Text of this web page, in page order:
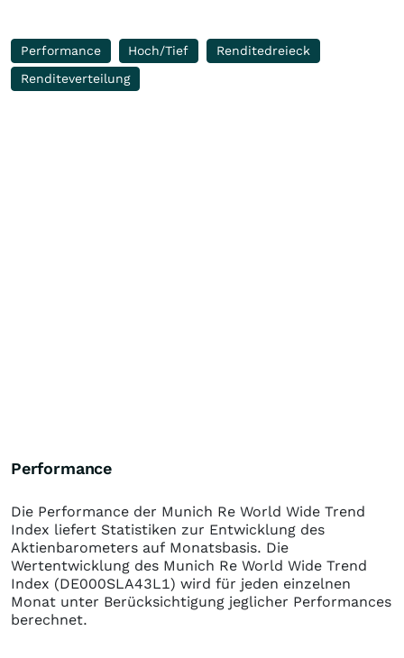
Performance Hoch/Tief
Renditedreieck
Renditeverteilung
Performance
Die Performance der Munich Re World Wide Trend
Index liefert Statistiken zur Entwicklung des
Aktienbarometers auf Monatsbasis. Die
Wertentwicklung des Munich Re World Wide Trend
Index (DE000SLA43L1) wird für jeden einzelnen
Monat unter Berücksichtigung jeglicher Performances
berechnet.